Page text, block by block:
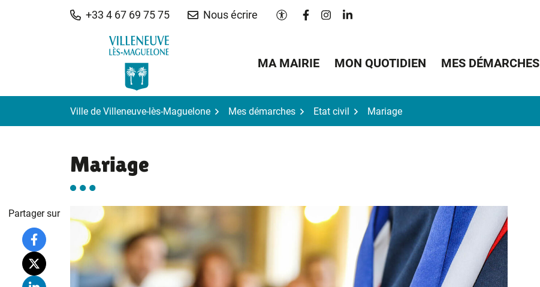
+33 4 67 69 75 75 Nous écrire Paramètres d'accessibilité
Lien vers le compte Facebook
Lien vers le compte Instagram
Lien vers le compte Linkedin
MA MAIRIE MON QUOTIDIEN MES DÉMARCHES
Ville de Villeneuve-lès-Maguelone Mes démarches Etat civil Mariage
Mariage
Partager sur